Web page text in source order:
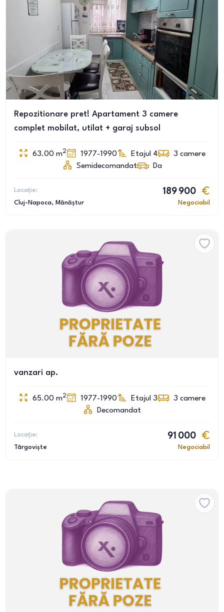
Repozitionare pret! Apartament 3 camere
complet mobilat, utilat + garaj subsol
63.00 m2 1977-1990 Etajul 4 3 camere
Semidecomandat
Da
Locație:
Cluj-Napoca, Mănăștur
189 900
Negociabil
vanzari ap.
65.00 m2 1977-1990 Etajul 3 3 camere
Decomandat
Locație:
Târgoviște
91 000
Negociabil